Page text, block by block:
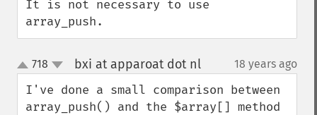
It is not necessary to use
array_push.
up
down
718 bxi at apparoat dot nl¶ 18 years ago
I've done a small comparison between
array_push() and the $array[] method